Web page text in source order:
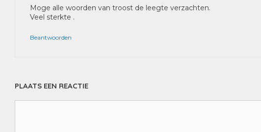
Moge alle woorden van troost de leegte verzachten.
Veel sterkte .
Beantwoorden
PLAATS EEN REACTIE